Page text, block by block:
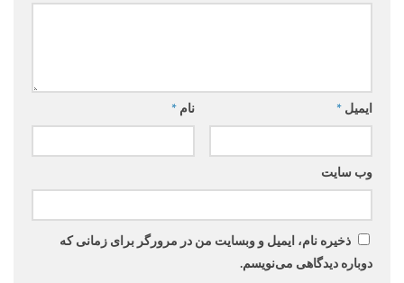
نام * ایمیل *
وب‌ سایت
ذخیره نام، ایمیل و وبسایت من در مرورگر برای زمانی که
دوباره دیدگاهی می‌نویسم.